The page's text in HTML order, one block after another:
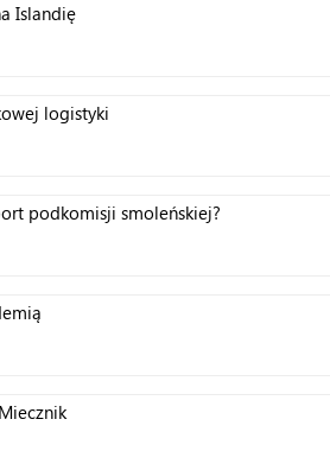
Islandię
logistyki
podkomisji smoleńskiej?